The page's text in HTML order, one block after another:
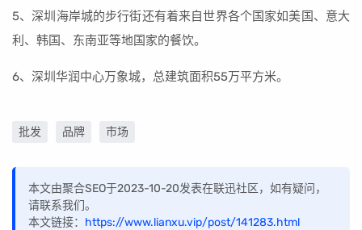
5、深圳海岸城的步行街还有着来自世界各个国家如美国、意大
利、韩国、东南亚等地国家的餐饮。
6、深圳华润中心万象城，总建筑面积55万平方米。
批发 品牌 市场
本文由聚合SEO于2023-10-20发表在联迅社区，如有疑问，
请联系我们。
本文链接： https://www.lianxu.vip/post/141283.html